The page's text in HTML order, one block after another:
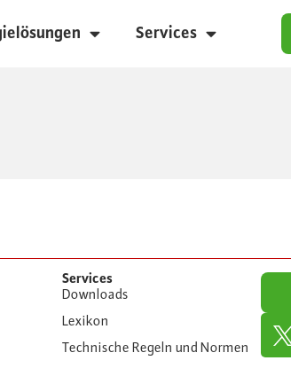
Services
Services
Downloads
Lexikon
Technische Regeln und Normen